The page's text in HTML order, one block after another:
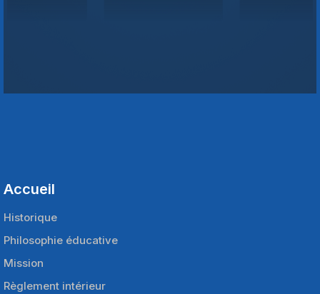
Accueil
Historique
Philosophie éducative
Mission
Règlement intérieur